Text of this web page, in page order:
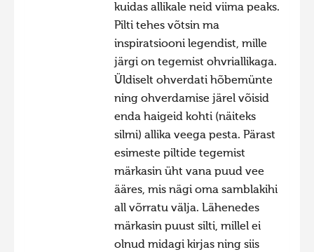
kuidas allikale neid viima peaks.
Pilti tehes võtsin ma
inspiratsiooni legendist, mille
järgi on tegemist ohvriallikaga.
Üldiselt ohverdati hõbemünte
ning ohverdamise järel võisid
enda haigeid kohti (näiteks
silmi) allika veega pesta. Pärast
esimeste piltide tegemist
märkasin üht vana puud vee
ääres, mis nägi oma samblakihi
all võrratu välja. Lähenedes
märkasin puust silti, millel ei
olnud midagi kirjas ning siis